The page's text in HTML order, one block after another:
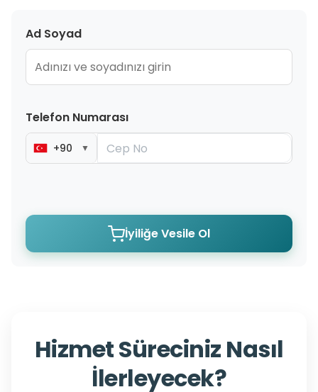
Ad Soyad
Telefon Numarası
+90 ▼
İyiliğe Vesile Ol
Hizmet Süreciniz Nasıl
İlerleyecek?